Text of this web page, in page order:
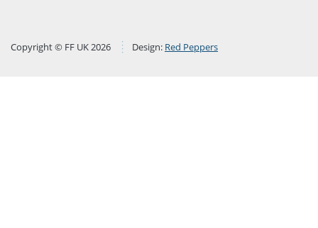
Copyright © FF UK 2026 Design: Red Peppers